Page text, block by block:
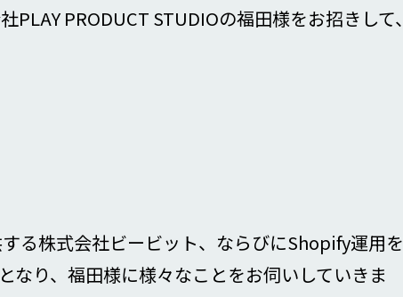
PRODUCT STUDIOの福田様をお招きして、
る株式会社ビービット、ならびにShopify運用を
なり、福田様に様々なことをお伺いしていきま